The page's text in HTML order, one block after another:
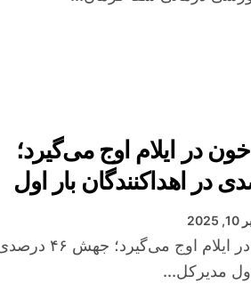
در ایلام اوج می‌گیرد؛
اول مدیرکل...